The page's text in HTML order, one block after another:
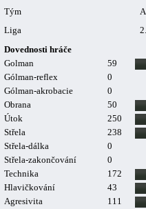
Tým
Liga
Dovednosti hráče
Golman
59
Gólman-reflex
0
Gólman-akrobacie
0
Obrana
50
Útok
250
Střela
238
Střela-dálka
0
Střela-zakončování
0
Technika
172
Hlavičkování
43
Agresivita
111